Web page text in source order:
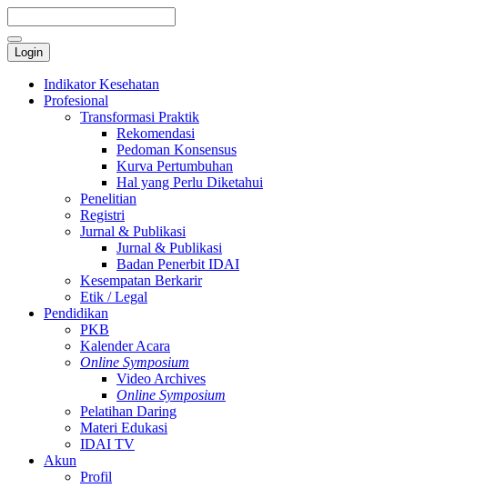
Login
Indikator Kesehatan
Profesional
Transformasi Praktik
Rekomendasi
Pedoman Konsensus
Kurva Pertumbuhan
Hal yang Perlu Diketahui
Penelitian
Registri
Jurnal & Publikasi
Jurnal & Publikasi
Badan Penerbit IDAI
Kesempatan Berkarir
Etik / Legal
Pendidikan
PKB
Kalender Acara
Online Symposium
Video Archives
Online Symposium
Pelatihan Daring
Materi Edukasi
IDAI TV
Akun
Profil